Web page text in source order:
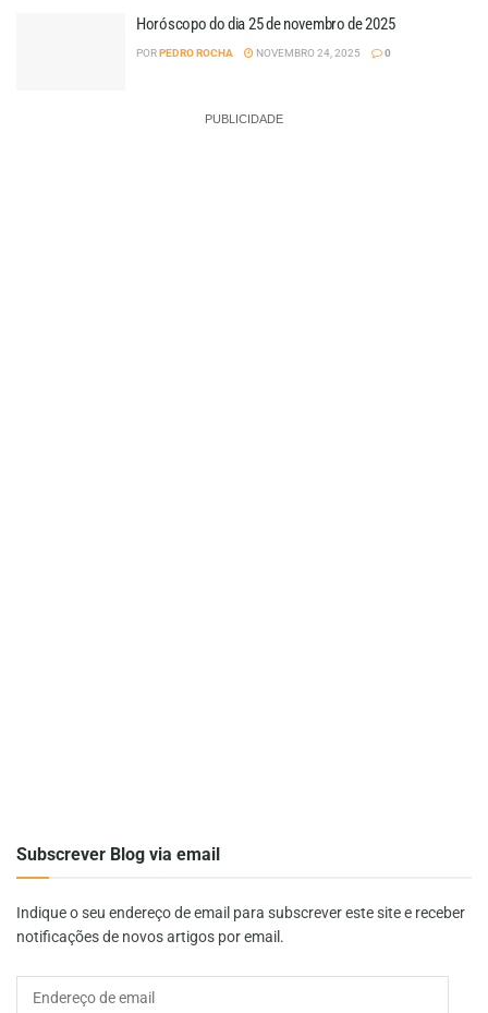
Horóscopo do dia 25 de novembro de 2025
PORPEDRO ROCHA NOVEMBRO 24, 2025 0
PUBLICIDADE
Subscrever Blog via email
Indique o seu endereço de email para subscrever este site e receber
notificações de novos artigos por email.